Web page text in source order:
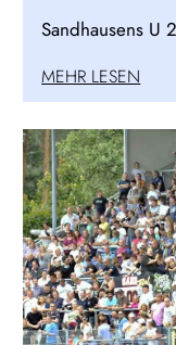
Sandhausens U
MEHR LESEN